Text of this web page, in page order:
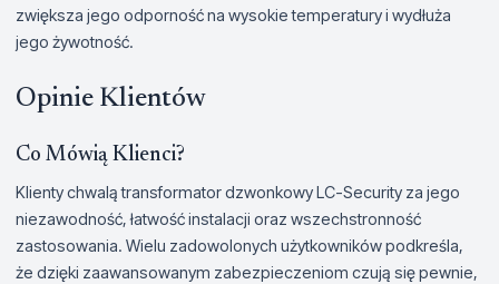
zwiększa jego odporność na wysokie temperatury i wydłuża
jego żywotność.
Opinie Klientów
Co Mówią Klienci?
Klienty chwalą transformator dzwonkowy LC-Security za jego
niezawodność, łatwość instalacji oraz wszechstronność
zastosowania. Wielu zadowolonych użytkowników podkreśla,
że dzięki zaawansowanym zabezpieczeniom czują się pewnie,